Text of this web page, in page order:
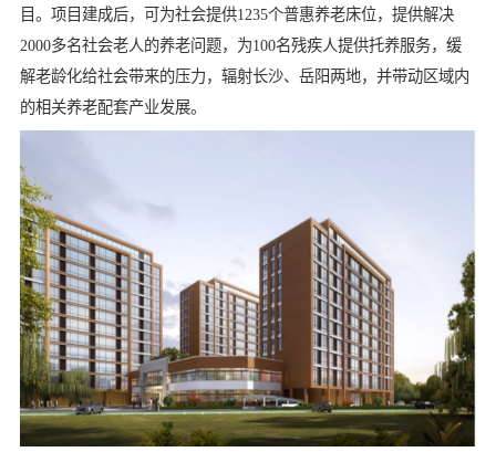
目。项目建成后，可为社会提供1235个普惠养老床位，提供解决
2000多名社会老人的养老问题，为100名残疾人提供托养服务，缓
解老龄化给社会带来的压力，辐射长沙、岳阳两地，并带动区域内
的相关养老配套产业发展。